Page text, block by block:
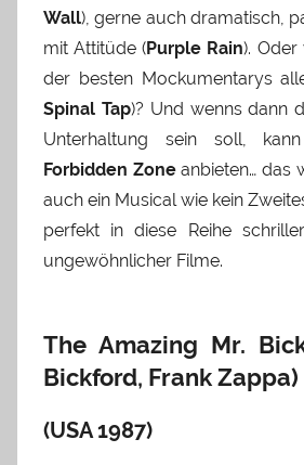
Wall), gerne auch dramatisch,
mit Attitüde (Purple Rain).
der besten Mockumentarys
Spinal Tap)? Und wenns dann
Unterhaltung sein soll,
Forbidden Zoneanbieten… das
auch ein Musical wie kein
perfekt in diese Reihe
ungewöhnlicher Filme.
The Amazing Mr.
Bickford, Frank Zappa)
(USA 1987)